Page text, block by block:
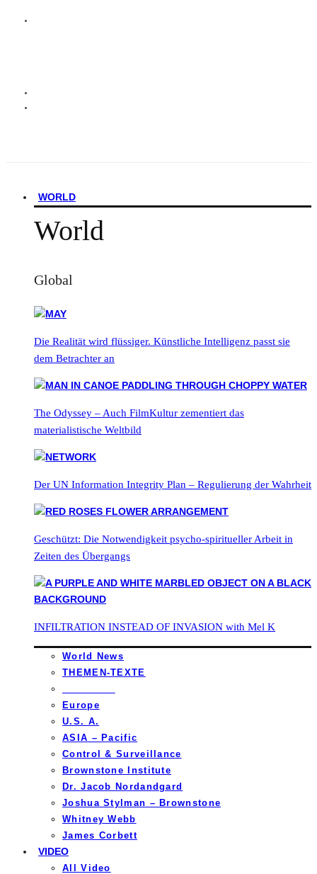
WORLD
World
Global
Die Realität wird flüssiger. Künstliche Intelligenz passt sie
dem Betrachter an
The Odyssey – Auch FilmKultur zementiert das
materialistische Weltbild
Der UN Information Integrity Plan – Regulierung der Wahrheit
Geschützt: Die Notwendigkeit psycho-spiritueller Arbeit in
Zeiten des Übergangs
INFILTRATION INSTEAD OF INVASION with Mel K
World News
THEMEN-TEXTE
Europe
U.S. A.
ASIA – Pacific
Control & Surveillance
Brownstone Institute
Dr. Jacob Nordandgard
Joshua Stylman – Brownstone
Whitney Webb
James Corbett
VIDEO
All Video